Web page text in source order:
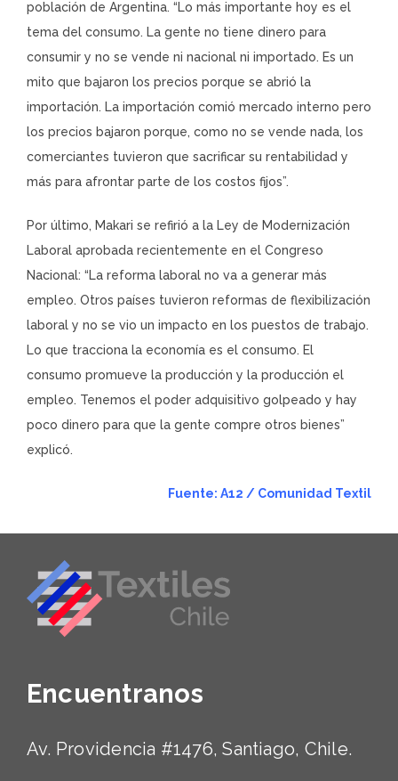
población de Argentina. “Lo más importante hoy es el
tema del consumo. La gente no tiene dinero para
consumir y no se vende ni nacional ni importado. Es un
mito que bajaron los precios porque se abrió la
importación. La importación comió mercado interno pero
los precios bajaron porque, como no se vende nada, los
comerciantes tuvieron que sacrificar su rentabilidad y
más para afrontar parte de los costos fijos”.
Por último, Makari se refirió a la Ley de Modernización
Laboral aprobada recientemente en el Congreso
Nacional: “La reforma laboral no va a generar más
empleo. Otros países tuvieron reformas de flexibilización
laboral y no se vio un impacto en los puestos de trabajo.
Lo que tracciona la economía es el consumo. El
consumo promueve la producción y la producción el
empleo. Tenemos el poder adquisitivo golpeado y hay
poco dinero para que la gente compre otros bienes”
explicó.
Fuente: A12 / Comunidad Textil
Encuentranos
Av. Providencia #1476, Santiago, Chile.